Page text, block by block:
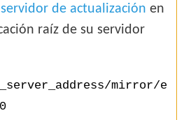
servidor de actualización en
raíz de su servidor
mirror/e